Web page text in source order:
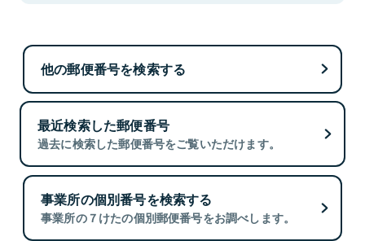
他の郵便番号を検索する
最近検索した郵便番号
過去に検索した郵便番号をご覧いただけます。
事業所の個別番号を検索する
事業所の７けたの個別郵便番号をお調べします。